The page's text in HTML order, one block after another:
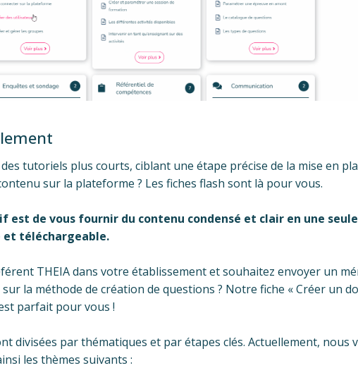
tutoriels plus courts, ciblant une étape précise de la mise en
sur la plateforme ? Les fiches flash sont là pour vous.
est de vous fournir du contenu condensé et clair en une
téléchargeable.
THEIA dans votre établissement et souhaitez envoyer un
la méthode de création de questions ? Notre fiche « Créer un
parfait pour vous !
divisées par thématiques et par étapes clés. Actuellement, nous
les thèmes suivants :